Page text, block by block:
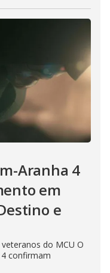
Aranha 4
em
e
do MCU O
confirmam